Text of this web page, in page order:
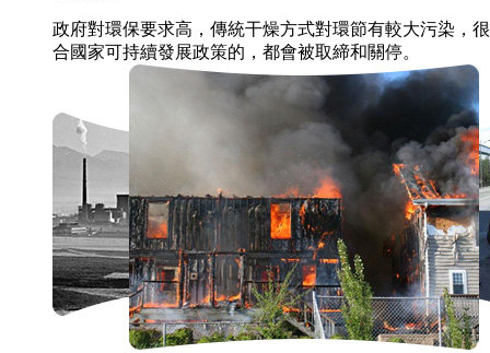
政府對環保要求高，傳統干燥方式對環節有較大污染，
合國家可持續發展政策的，都會被取締和關停。